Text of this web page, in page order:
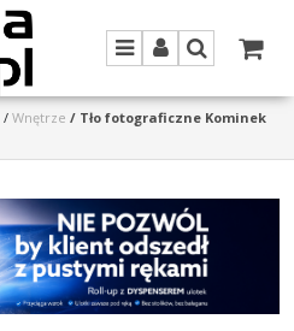
MenuPanelSzukaj
/ Wnętrze / Tło fotograficzne Kominek